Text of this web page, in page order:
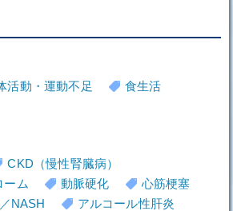
活動・運動不足
食生活
CKD（慢性腎臓病）
ーム 動脈硬化
心筋梗塞
NASH
アルコール性肝炎